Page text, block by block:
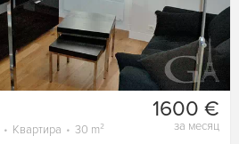
1600 €
за месяц
Квартира 30 m²